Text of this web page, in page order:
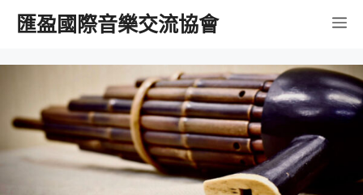
匯盈國際音樂交流協會 選
單